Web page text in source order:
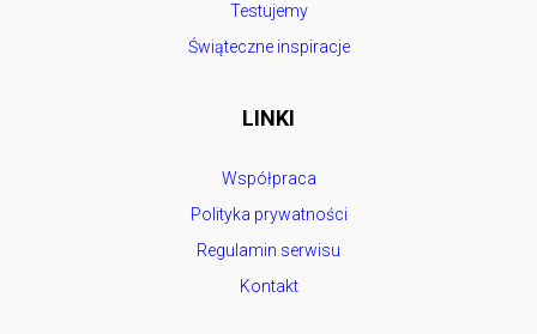
Testujemy
Świąteczne inspiracje
LINKI
Współpraca
Polityka prywatności
Regulamin serwisu
Kontakt